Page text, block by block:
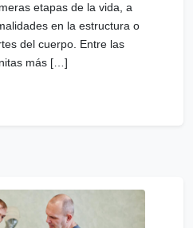
etapas de la vida, a
en la estructura o
del cuerpo. Entre las
más […]